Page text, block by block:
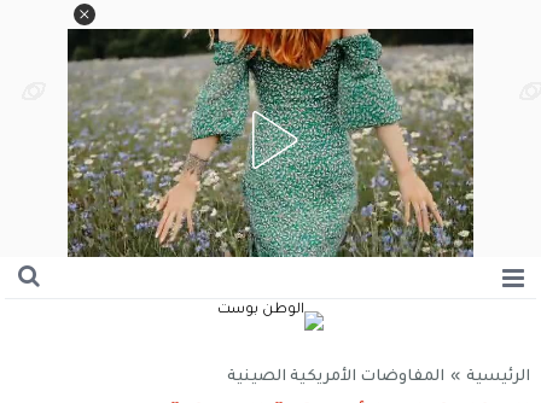
الرئيسية » المفاوضات الأمريكية الصينية